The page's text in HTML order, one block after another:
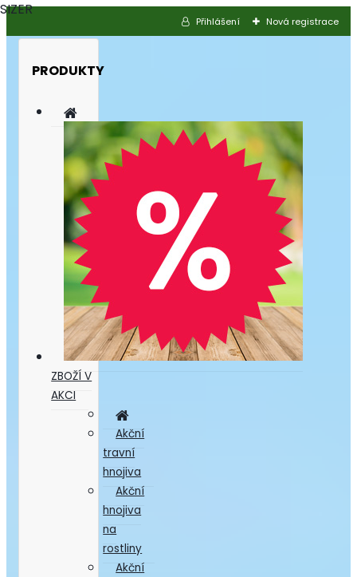
Přihlášení Nová registrace
PRODUKTY
ZBOŽÍ V
AKCI
Akční
travní
hnojiva
Akční
hnojiva
na
rostliny
Akční
SIZER